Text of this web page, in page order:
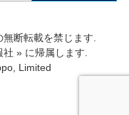
断転載を禁じます.
社 » に帰属します.
Limited